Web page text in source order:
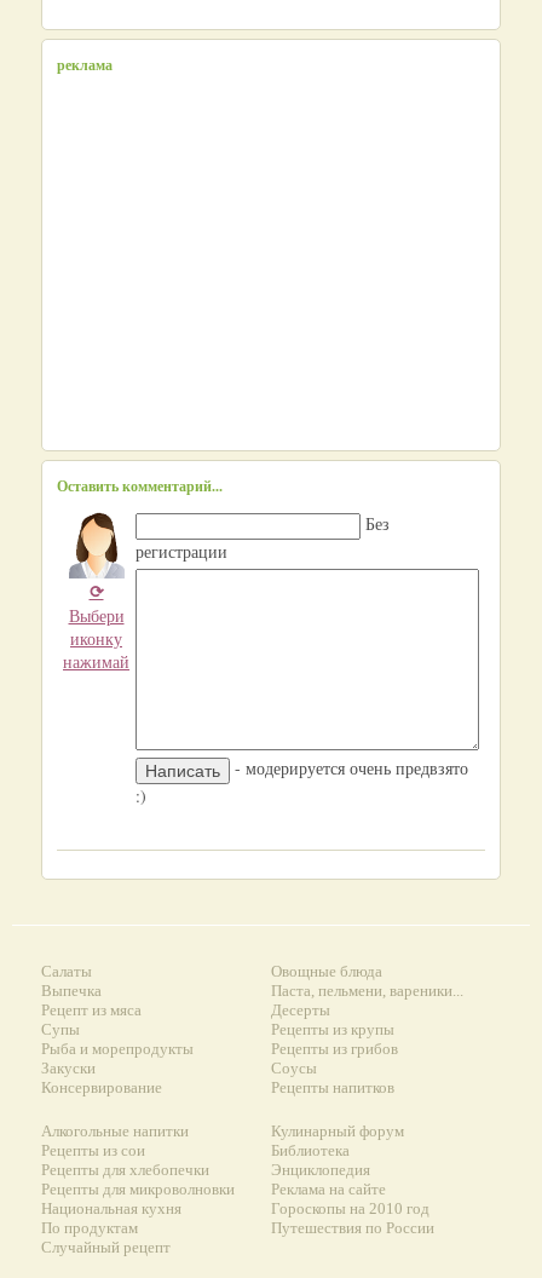
реклама
Оставить комментарий...
⟳
Выбери
иконку
нажимай
Без
регистрации
- модерируется очень предвзято
:)
Салаты
Выпечка
Рецепт из мяса
Супы
Рыба и морепродукты
Закуски
Консервирование
Овощные блюда
Паста, пельмени, вареники...
Десерты
Рецепты из крупы
Рецепты из грибов
Соусы
Рецепты напитков
Алкогольные напитки
Рецепты из сои
Рецепты для хлебопечки
Рецепты для микроволновки
Национальная кухня
По продуктам
Случайный рецепт
Кулинарный форум
Библиотека
Энциклопедия
Реклама на сайте
Гороскопы на 2010 год
Путешествия по России